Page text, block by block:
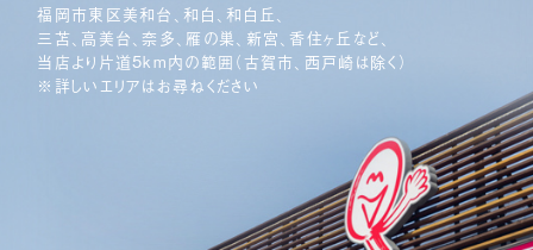
福岡市東区美和台、和白、和白丘、
三苫、高美台、奈多、 雁の巣、新宮、香住ヶ丘など、
当店より片道5km内の範囲 （古賀市、西戸崎は除く）
※詳しいエリアはお尋ねください